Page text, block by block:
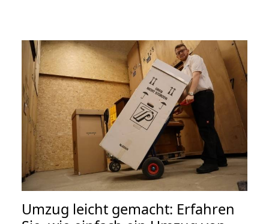
Umzug leicht gemacht: Erfahren